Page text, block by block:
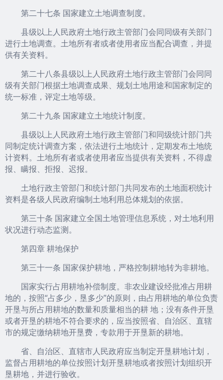
第二十七条 国家建立土地调查制度。
县级以上人民政府土地行政主管部门会同同级有关部门
进行土地调查。土地所有者或者使用者应当配合调查，并提
供有关资料。
第二十八条县级以上人民政府土地行政主管部门会同同
级有关部门根据土地调查成果、规划土地用途和国家制定的
统一标准，评定土地等级。
第二十九条 国家建立土地统计制度。
县级以上人民政府土地行政主管部门和同级统计部门共
同制定统计调查方案，依法进行土地统计，定期发布土地统
计资料。土地所有者或者使用者应当提供有关资料，不得虚
报、瞒报、拒报、迟报。
土地行政主管部门和统计部门共同发布的土地面积统计
资料是各级人民政府编制土地利用总体规划的依据。
第三十条 国家建立全国土地管理信息系统，对土地利用
状况进行动态监测。
第四章 耕地保护
第三十一条 国家保护耕地，严格控制耕地转为非耕地。
国家实行占用耕地补偿制度。非农业建设经批准占用耕
地的，按照“占多少，垦多少”的原则，由占用耕地的单位负责
开垦与所占用耕地的数量和质量相当的耕 地；没有条件开垦
或者开垦的耕地不符合要求的，应当按照省、自治区、直辖
市的规定缴纳耕地开垦费，专款用于开垦新的耕地。
省、自治区、直辖市人民政府应当制定开垦耕地计划，
监督占用耕地的单位按照计划开垦耕地或者按照计划组织开
垦耕地，并进行验收。